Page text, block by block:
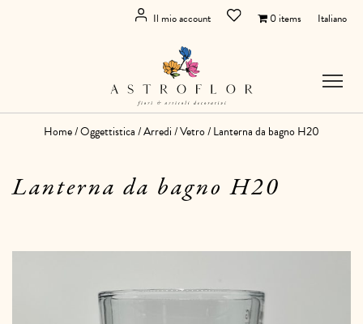
Il mio account 0 items Italiano
Home/Oggettistica/Arredi/Vetro/ Lanterna da bagno H20
Lanterna da bagno H20